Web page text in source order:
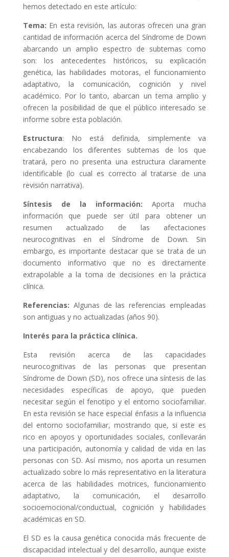
hemos detectado en este artículo:
Tema: En esta revisión, las autoras ofrecen una gran
cantidad de información acerca del Síndrome de Down
abarcando un amplio espectro de subtemas como
son: los antecedentes históricos, su explicación
genética, las habilidades motoras, el funcionamiento
adaptativo, la comunicación, cognición y nivel
académico. Por lo tanto, abarcan un tema amplio y
ofrecen la posibilidad de que el público interesado se
informe sobre esta población.
Estructura: No está definida, simplemente va
encabezando los diferentes subtemas de los que
tratará, pero no presenta una estructura claramente
identificable (lo cual es correcto al tratarse de una
revisión narrativa).
Síntesis de la información:Aporta mucha
información que puede ser útil para obtener un
resumen actualizado de las afectaciones
neurocognitivas en el Síndrome de Down. Sin
embargo, es importante destacar que se trata de un
documento informativo que no es directamente
extrapolable a la toma de decisiones en la práctica
clínica.
Referencias: Algunas de las referencias empleadas
son antiguas y no actualizadas (años 90).
Interés para la práctica clínica.
Esta revisión acerca de las capacidades
neurocognitivas de las personas que presentan
Síndrome de Down (SD), nos ofrece una síntesis de las
necesidades específicas de apoyo, que pueden
necesitar según el fenotipo y el entorno sociofamiliar.
En esta revisión se hace especial énfasis a la influencia
del entorno sociofamiliar, mostrando que, si este es
rico en apoyos y oportunidades sociales, conllevarán
una participación, autonomía y calidad de vida en las
personas con SD. Así mismo, nos aporta un resumen
actualizado sobre lo más representativo en la literatura
acerca de las habilidades motrices, funcionamiento
adaptativo, la comunicación, el desarrollo
socioemocional/conductual, cognición y habilidades
académicas en SD.
El SD es la causa genética conocida más frecuente de
discapacidad intelectual y del desarrollo, aunque existe